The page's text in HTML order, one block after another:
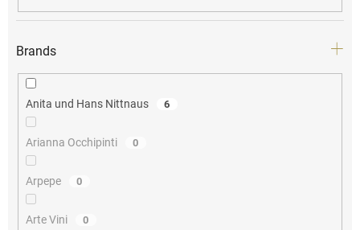
Brands
Anita und Hans Nittnaus 6
Arianna Occhipinti 0
Arpepe 0
Arte Vini 0